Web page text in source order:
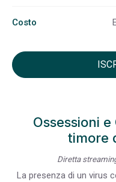
Costo
Ossessioni
timore
Diretta
La presenza di un virus